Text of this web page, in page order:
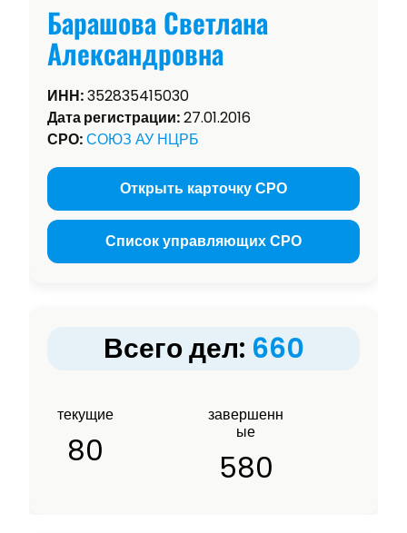
Барашова Светлана
Александровна
ИНН:352835415030
Дата регистрации:27.01.2016
СРО:СОЮЗ АУ НЦРБ
Открыть карточку СРО
Список управляющих СРО
Всего дел: 660
текущие
80
завершенн
ые
580